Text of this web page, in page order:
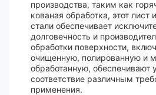
производства, таким как
кованая обработка, этот лист
стали обеспечивает
долговечность и
обработки поверхности,
очищенную, полированную и
обработанную, обеспечивают
соответствие различным
применения.